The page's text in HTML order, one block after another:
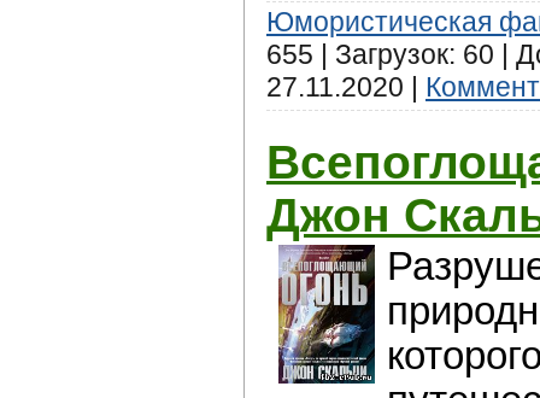
Юмористическая
655 | Загрузок: 60 |
27.11.2020
Джон